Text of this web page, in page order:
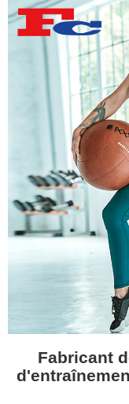
Fabricant